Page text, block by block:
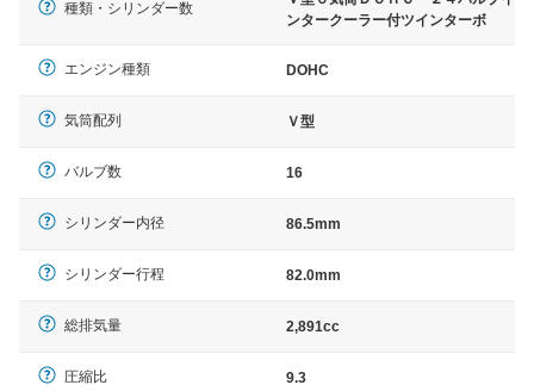
種類・シリンダー数
ンタークーラー付ツインターボ
エンジン種類 DOHC
気筒配列 Ｖ型
バルブ数 16
シリンダー内径 86.5mm
シリンダー行程 82.0mm
総排気量 2,891cc
圧縮比 9.3